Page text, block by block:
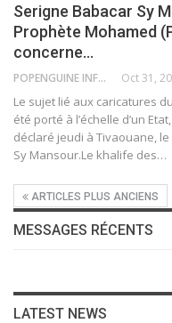
Serigne Babacar Sy
Prophète Mohamed
concerne…
POPENGUINE INFO Oct 31,
Le sujet lié aux caricatures
été porté à l’échelle d’un
déclaré jeudi à Tivaouane,
Sy Mansour.Le khalife des…
ARTICLES PLUS ANCIENS
MESSAGES RÉCENTS
LATEST NEWS